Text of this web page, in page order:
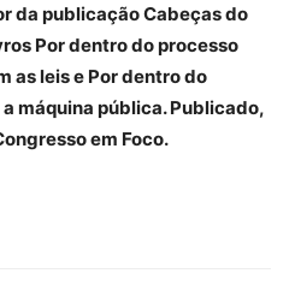
da publicação Cabeças do
Por dentro do processo
as leis e Por dentro do
máquina pública. Publicado,
em Foco.